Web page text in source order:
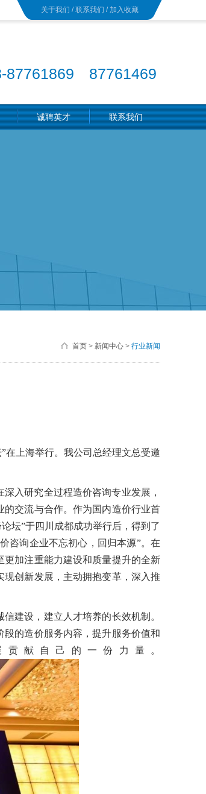
关于我们 /联系我们 / 加入收藏
87761869 87761469
诚聘英才 联系我们
首页 > 新闻中心 > 行业新闻
在上海举行。 我公司总经理文总受邀
入研究全过程造价咨询专业发展，
交流与合作。作为国内造价行业首
坛”于四川成都成功举行后，得到了
咨询企业不忘初心，回归本源”。在
加注重能力建设和质量提升的全新
创新发展，主动拥抱变革，深入推
建设，建立人才培养的长效机制。
的造价服务内容，提升服务价值和
贡献自己的一份力量 。